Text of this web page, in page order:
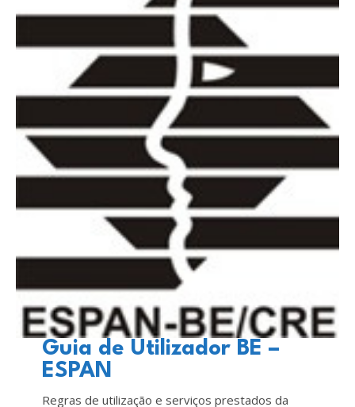
Guia de Utilizador BE –
ESPAN
Regras de utilização e serviços prestados da